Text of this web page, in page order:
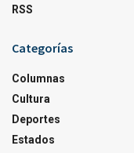
RSS
Categorías
Columnas
Cultura
Deportes
Estados